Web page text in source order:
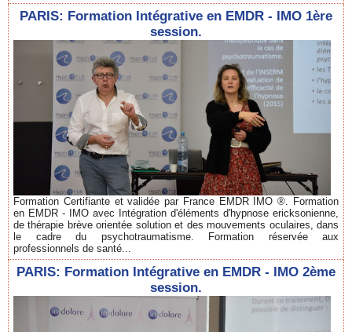
PARIS: Formation Intégrative en EMDR - IMO 1ère
session.
Formation Certifiante et validée par France EMDR IMO ®. Formation
en EMDR - IMO avec Intégration d'éléments d'hypnose ericksonienne,
de thérapie brève orientée solution et des mouvements oculaires, dans
le cadre du psychotraumatisme. Formation réservée aux
professionnels de santé...
PARIS: Formation Intégrative en EMDR - IMO 2ème
session.